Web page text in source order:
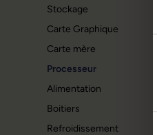
Stockage
Carte Graphique
Carte mère
Processeur
Alimentation
Boitiers
Refroidissement